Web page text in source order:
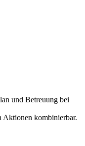
und Betreuung bei
Aktionen kombinierbar.